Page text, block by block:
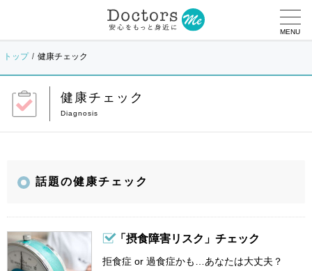
MENU
トップ 健康チェック
健康チェック
話題の健康チェック
「摂食障害リスク」チェック
拒食症 or 過食症かも…あなたは大丈夫？